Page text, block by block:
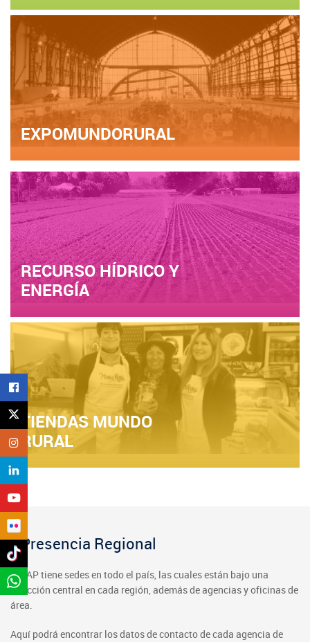
EXPOMUNDORURAL
RECURSO HÍDRICO Y
ENERGÍA
TIENDAS MUNDO
RURAL
Presencia Regional
INDAP tiene sedes en todo el país, las cuales están bajo una
dirección central en cada región, además de agencias y oficinas de
área.
Aquí podrá encontrar los datos de contacto de cada agencia de